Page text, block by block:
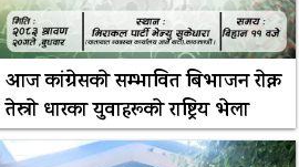
आज कांग्रेसकाे सम्भावित बिभाजन राेक्न
तेस्राे धारका युवाहरूकाे राष्ट्रिय भेला